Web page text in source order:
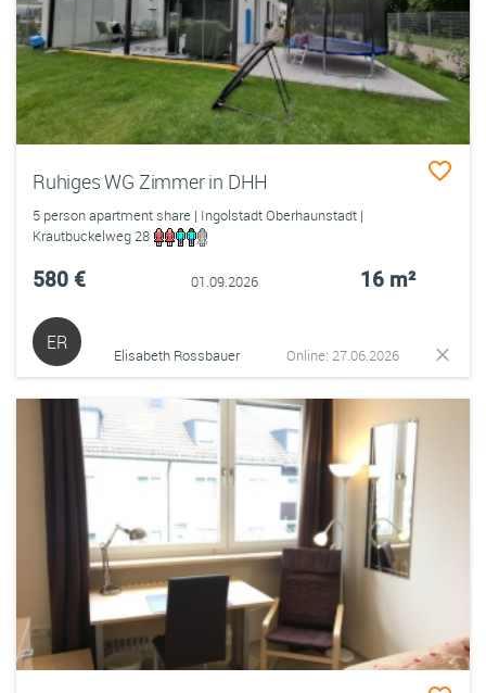
Ruhiges WG Zimmer in DHH
5 person apartment share | Ingolstadt Oberhaunstadt |
Krautbuckelweg 28
580 € 01.09.2026 16 m²
ER
Elisabeth Rossbauer Online: 27.06.2026